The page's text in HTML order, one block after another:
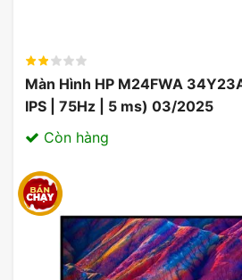
Công nghệ chống
mắt Dell P3223QE
Màn Hình HP M24FWA
IPS | 75Hz | 5 ms) 03/2025
Còn hàng